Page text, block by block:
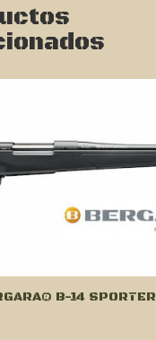
B-14 SPORTER